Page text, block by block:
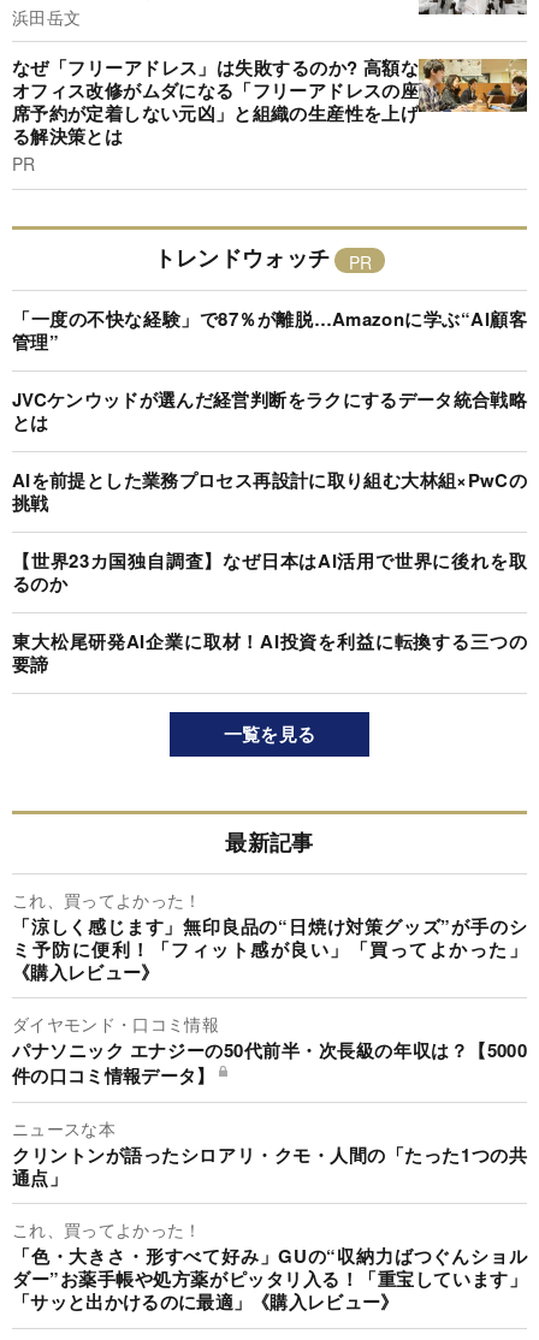
浜田岳文
なぜ「フリーアドレス」は失敗するのか? 高額な
オフィス改修がムダになる「フリーアドレスの座
席予約が定着しない元凶」と組織の生産性を上げ
る解決策とは
PR
トレンドウォッチ
「一度の不快な経験」で87％が離脱…Amazonに学ぶ“AI顧客
管理”
JVCケンウッドが選んだ経営判断をラクにするデータ統合戦略
とは
AIを前提とした業務プロセス再設計に取り組む大林組×PwCの
挑戦
【世界23カ国独自調査】なぜ日本はAI活用で世界に後れを取
るのか
東大松尾研発AI企業に取材！AI投資を利益に転換する三つの
要諦
一覧を見る
最新記事
これ、買ってよかった！
「涼しく感じます」無印良品の“日焼け対策グッズ”が手のシ
ミ予防に便利！「フィット感が良い」「買ってよかった」
《購入レビュー》
ダイヤモンド・口コミ情報
パナソニック エナジーの50代前半・次長級の年収は？【5000
件の口コミ情報データ】
ニュースな本
クリントンが語ったシロアリ・クモ・人間の「たった1つの共
通点」
これ、買ってよかった！
「色・大きさ・形すべて好み」GUの“収納力ばつぐんショル
ダー”お薬手帳や処方薬がピッタリ入る！「重宝しています」
「サッと出かけるのに最適」《購入レビュー》